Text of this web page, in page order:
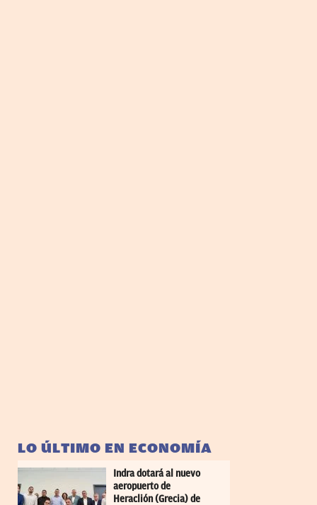
LO ÚLTIMO EN ECONOMÍA
Indra dotará al nuevo
aeropuerto de
Heraclión (Grecia) de